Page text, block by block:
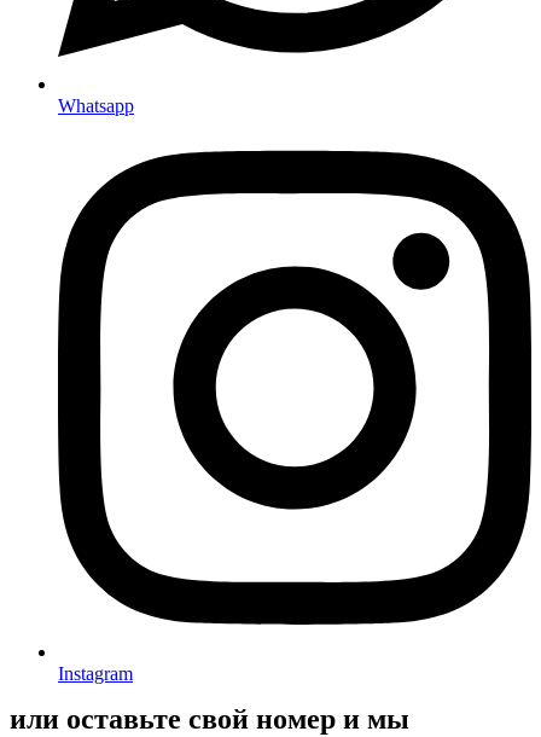
Whatsapp
Instagram
или оставьте свой номер и мы